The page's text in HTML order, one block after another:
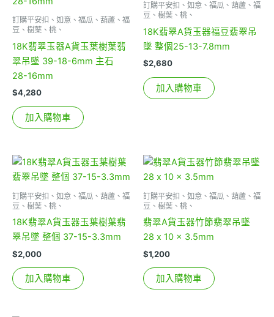
訂購平安扣、如意、福瓜、葫蘆、福
豆、樹葉、桃、
18K翡翠玉器A貨玉葉樹葉翡
翠吊墜 39-18-6mm 主石
28-16mm
$4,280
加入購物車
訂購平安扣、如意、福瓜、葫蘆、福
豆、樹葉、桃、
18K翡翠A貨玉器福豆翡翠吊
墜 整個25-13-7.8mm
$2,680
加入購物車
訂購平安扣、如意、福瓜、葫蘆、福
豆、樹葉、桃、
18K翡翠A貨玉器玉葉樹葉翡
翠吊墜 整個 37-15-3.3mm
$2,000
加入購物車
訂購平安扣、如意、福瓜、葫蘆、福
豆、樹葉、桃、
翡翠A貨玉器竹節翡翠吊墜
28 x 10 x 3.5mm
$1,200
加入購物車